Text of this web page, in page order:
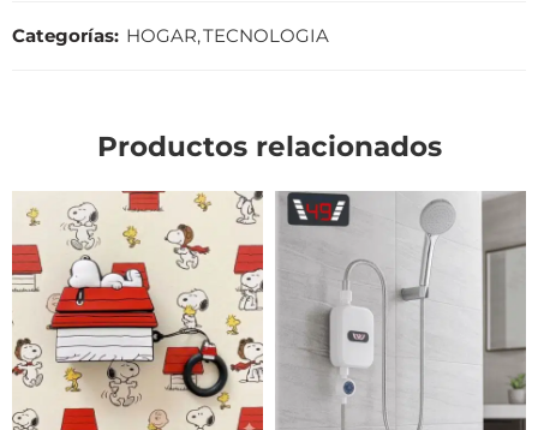
Categorías: HOGAR,TECNOLOGIA
Productos relacionados